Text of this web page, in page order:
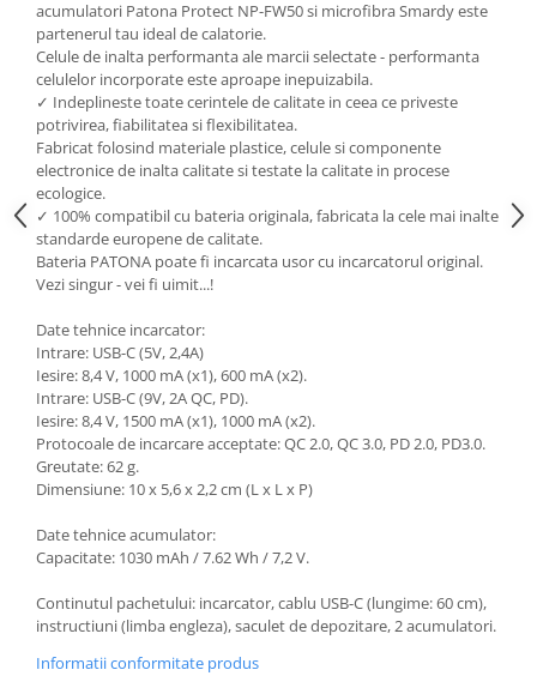
E14
E27
Blițuri și lumini foto/video
Cablu date
tableta
Telefoane mobile
Casti
Telefoane mobile
Custi aparate foto-video
Incarcatoare auto
Telefoane mobile
acumulatori Patona Protect NP-FW50 si microfibra Smardy este
partenerul tau ideal de calatorie.
Celule de inalta performanta ale marcii selectate - performanta
celulelor incorporate este aproape inepuizabila.
✓ Indeplineste toate cerintele de calitate in ceea ce priveste
potrivirea, fiabilitatea si flexibilitatea.
Fabricat folosind materiale plastice, celule si componente
electronice de inalta calitate si testate la calitate in procese
ecologice.
✓ 100% compatibil cu bateria originala, fabricata la cele mai inalte
standarde europene de calitate.
Bateria PATONA poate fi incarcata usor cu incarcatorul original.
Vezi singur - vei fi uimit...!
Date tehnice incarcator:
Intrare: USB-C (5V, 2,4A)
Iesire: 8,4 V, 1000 mA (x1), 600 mA (x2).
Intrare: USB-C (9V, 2A QC, PD).
Iesire: 8,4 V, 1500 mA (x1), 1000 mA (x2).
Protocoale de incarcare acceptate: QC 2.0, QC 3.0, PD 2.0, PD3.0.
Greutate: 62 g.
Dimensiune: 10 x 5,6 x 2,2 cm (L x L x P)
Date tehnice acumulator:
Capacitate: 1030 mAh / 7.62 Wh / 7,2 V.
Continutul pachetului: incarcator, cablu USB-C (lungime: 60 cm),
instructiuni (limba engleza), saculet de depozitare, 2 acumulatori.
Informatii conformitate produs